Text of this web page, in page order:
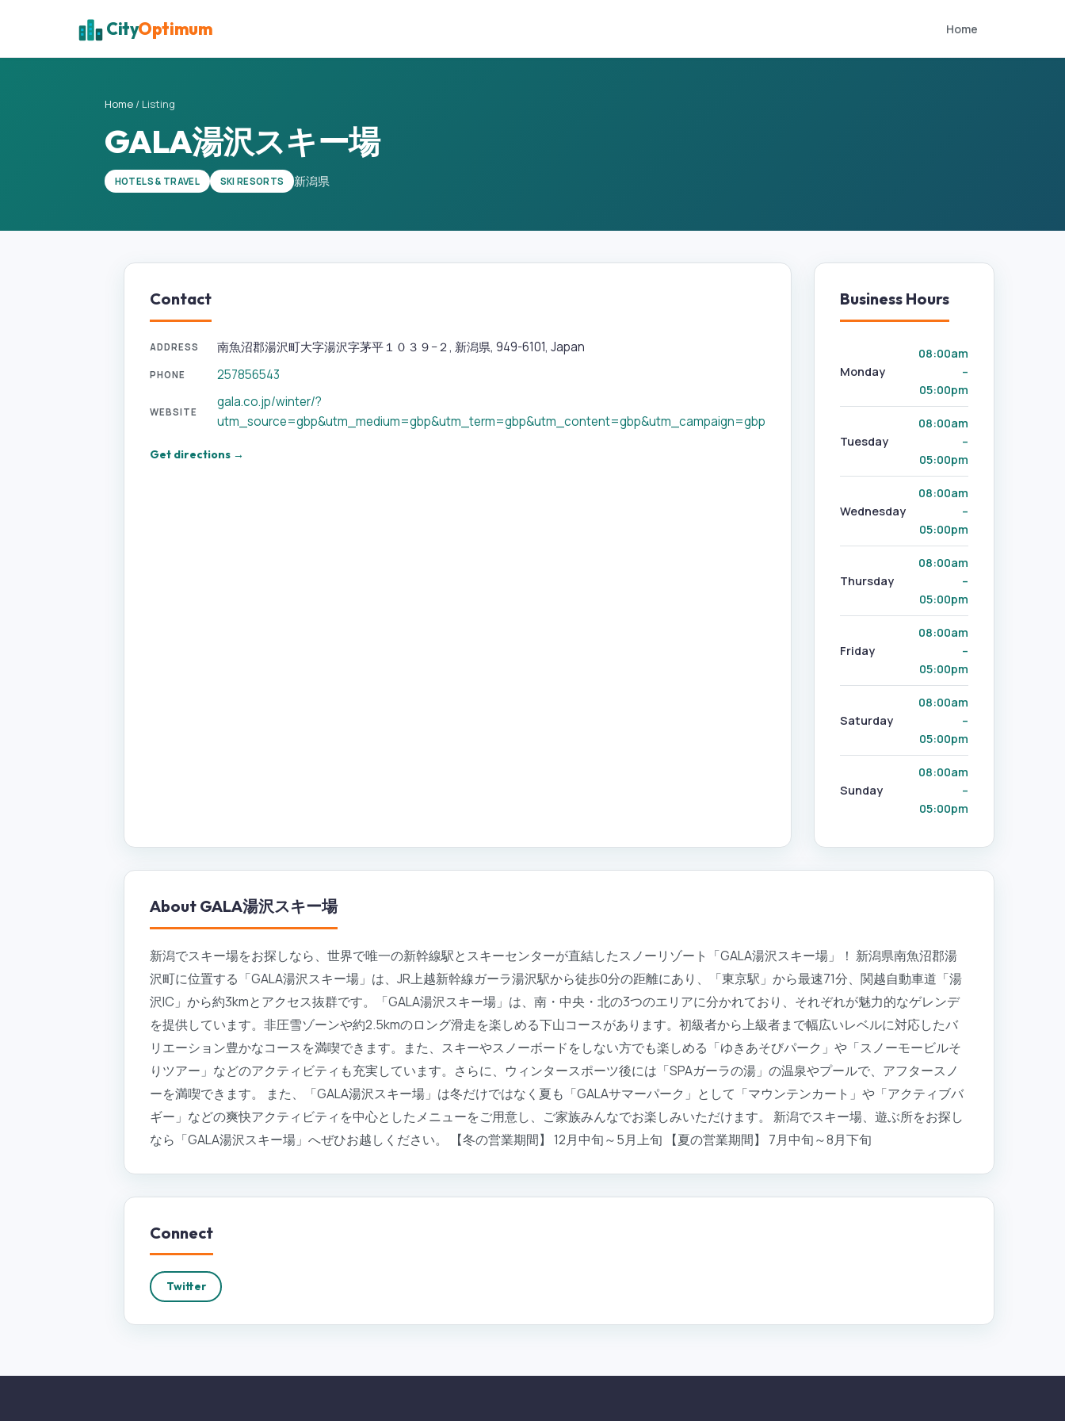
CityOptimum Home
Home / Listing
GALA湯沢スキー場
HOTELS & TRAVEL SKI RESORTS 新潟県
Contact
ADDRESS 南魚沼郡湯沢町大字湯沢字茅平１０３９−２, 新潟県, 949-6101, Japan
PHONE 257856543
WEBSITE
gala.co.jp/winter/?
utm_source=gbp&utm_medium=gbp&utm_term=gbp&utm_content=gbp&utm_campaign=gbp
Get directions →
Business Hours
Monday
08:00am
–
05:00pm
Tuesday
08:00am
–
05:00pm
Wednesday
08:00am
–
05:00pm
Thursday
08:00am
–
05:00pm
Friday
08:00am
–
05:00pm
Saturday
08:00am
–
05:00pm
Sunday
08:00am
–
05:00pm
About GALA湯沢スキー場
新潟でスキー場をお探しなら、世界で唯一の新幹線駅とスキーセンターが直結したスノーリゾート「GALA湯沢スキー場」！ 新潟県南魚沼郡湯
沢町に位置する「GALA湯沢スキー場」は、JR上越新幹線ガーラ湯沢駅から徒歩0分の距離にあり、「東京駅」から最速71分、関越自動車道「湯
沢IC」から約3kmとアクセス抜群です。「GALA湯沢スキー場」は、南・中央・北の3つのエリアに分かれており、それぞれが魅力的なゲレンデ
を提供しています。非圧雪ゾーンや約2.5kmのロング滑走を楽しめる下山コースがあります。初級者から上級者まで幅広いレベルに対応したバ
リエーション豊かなコースを満喫できます。また、スキーやスノーボードをしない方でも楽しめる「ゆきあそびパーク」や「スノーモービルそ
りツアー」などのアクティビティも充実しています。さらに、ウィンタースポーツ後には「SPAガーラの湯」の温泉やプールで、アフタースノ
ーを満喫できます。 また、「GALA湯沢スキー場」は冬だけではなく夏も「GALAサマーパーク」として「マウンテンカート」や「アクティブバ
ギー」などの爽快アクティビティを中心としたメニューをご用意し、ご家族みんなでお楽しみいただけます。 新潟でスキー場、遊ぶ所をお探し
なら「GALA湯沢スキー場」へぜひお越しください。 【冬の営業期間】 12月中旬～5月上旬 【夏の営業期間】 7月中旬～8月下旬
Connect
Twitter